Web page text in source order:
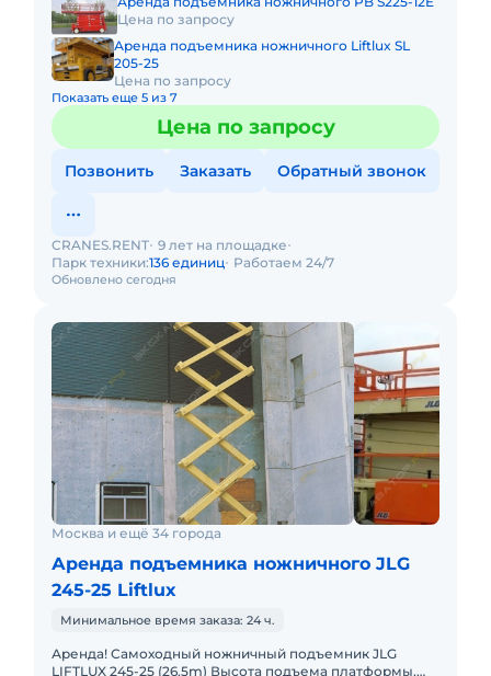
Цена по запросу
Аренда подъемника ножничного Liftlux SL
205-25
Цена по запросу
Показать еще 5 из 7
Цена по запросу
Позвонить Заказать Обратный звонок
Обновлено сегодня
CRANES.RENT 9 лет на площадке
Парк техники:136 единиц Работаем 24/7
Москва и ещё 34 города
Аренда подъемника ножничного JLG
245-25 Liftlux
Минимальное время заказа: 24 ч.
Аренда! Самоходный ножничный подъемник JLG
LIFTLUX 245-25 (26,5m) Высота подъема платформы,